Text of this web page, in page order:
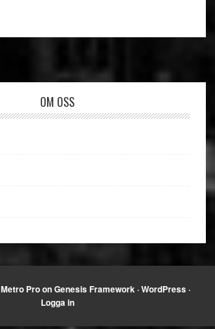
OM OSS
Metro ProonGenesis Framework ·WordPress ·
Logga in